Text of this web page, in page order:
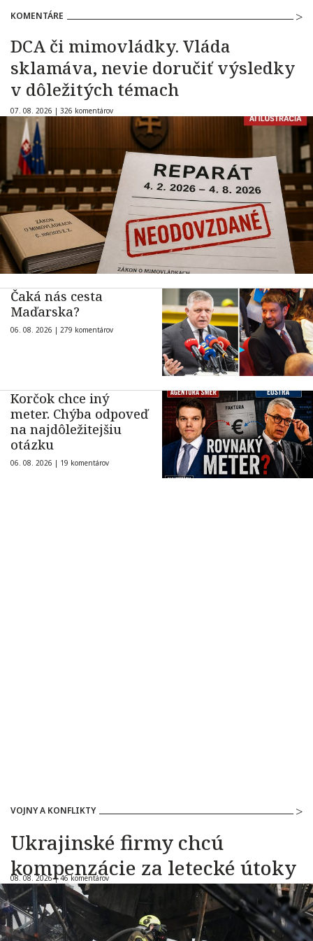
KOMENTÁRE
DCA či mimovládky. Vláda
sklamáva, nevie doručiť výsledky
v dôležitých témach
07. 08. 2026 | 326 komentárov
Čaká nás cesta
Maďarska?
06. 08. 2026 | 279 komentárov
Korčok chce iný
meter. Chýba odpoveď
na najdôležitejšiu
otázku
06. 08. 2026 | 19 komentárov
VOJNY A KONFLIKTY
Ukrajinské firmy chcú
kompenzácie za letecké útoky
08. 08. 2026 |46 komentárov